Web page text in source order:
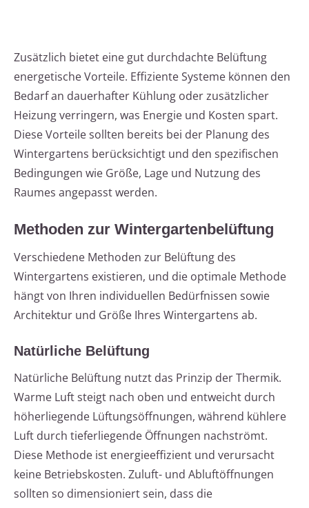
Zusätzlich bietet eine gut durchdachte Belüftung
energetische Vorteile. Effiziente Systeme können den
Bedarf an dauerhafter Kühlung oder zusätzlicher
Heizung verringern, was Energie und Kosten spart.
Diese Vorteile sollten bereits bei der Planung des
Wintergartens berücksichtigt und den spezifischen
Bedingungen wie Größe, Lage und Nutzung des
Raumes angepasst werden.
Methoden zur Wintergartenbelüftung
Verschiedene Methoden zur Belüftung des
Wintergartens existieren, und die optimale Methode
hängt von Ihren individuellen Bedürfnissen sowie
Architektur und Größe Ihres Wintergartens ab.
Natürliche Belüftung
Natürliche Belüftung nutzt das Prinzip der Thermik.
Warme Luft steigt nach oben und entweicht durch
höherliegende Lüftungsöffnungen, während kühlere
Luft durch tieferliegende Öffnungen nachströmt.
Diese Methode ist energieeffizient und verursacht
keine Betriebskosten. Zuluft- und Abluftöffnungen
sollten so dimensioniert sein, dass die